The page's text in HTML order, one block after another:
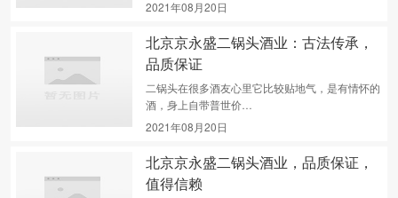
2021年08月20日
北京京永盛二锅头酒业：古法传承，
品质保证
二锅头在很多酒友心里它比较贴地气，是有情怀的
酒，身上自带普世价…
2021年08月20日
北京京永盛二锅头酒业，品质保证，
值得信赖